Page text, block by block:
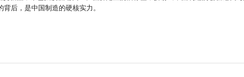
后，是中国制造的硬核实力。